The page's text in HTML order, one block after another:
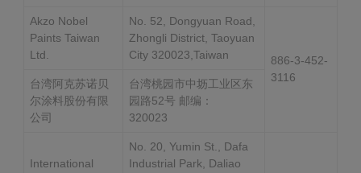
Akzo Nobel
Paints Taiwan
Ltd.
No. 52, Dongyuan Road,
Zhongli District, Taoyuan
City 320023,Taiwan
886-3-452-
3116
台湾阿克苏诺贝
尔涂料股份有限
公司
台湾桃园市中坜工业区东
园路52号 邮编：
320023
International
No. 20, Yumin St., Dafa
Industrial Park, Daliao